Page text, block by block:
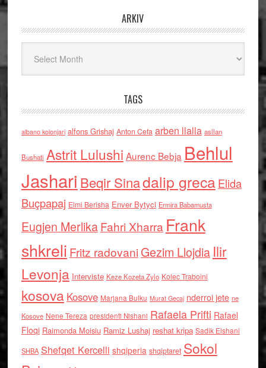
ARKIV
TAGS
albano kolonjari alfons Grishaj Anton Cefa arben llalla asllan
Bushati Astrit Lulushi Aurenc Bebja Behlul
Jashari Beqir Sinadalip grecaElida
Buçpapaj Elmi Berisha Enver Bytyci Ermira Babamusta
Eugjen MerlikaFahri Xharra Frank
shkreli Fritz radovaniGezim Llojdia Ilir
Levonja Interviste Keze Kozeta Zylo Kolec Traboini
kosova Kosove Marjana Bulku Murat Gecaj nderroi jete ne
Kosove Nene Tereza presidenti Nishani Rafaela Prifti Rafael
Floqi Raimonda Moisiu Ramiz Lushaj reshat kripa Sadik Elshani
SHBA Shefqet Kercelli shqiperia shqiptaret Sokol